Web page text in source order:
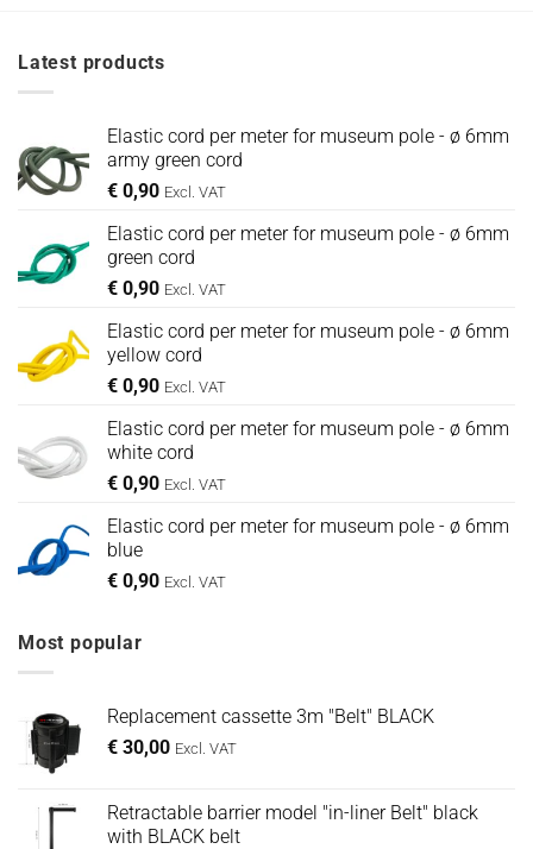
Latest products
Elastic cord per meter for museum pole - ø 6mm
army green cord
€ 0,90 Excl. VAT
Elastic cord per meter for museum pole - ø 6mm
green cord
€ 0,90 Excl. VAT
Elastic cord per meter for museum pole - ø 6mm
yellow cord
€ 0,90 Excl. VAT
Elastic cord per meter for museum pole - ø 6mm
white cord
€ 0,90 Excl. VAT
Elastic cord per meter for museum pole - ø 6mm
blue
€ 0,90 Excl. VAT
Most popular
Replacement cassette 3m "Belt" BLACK
€ 30,00 Excl. VAT
Retractable barrier model "in-liner Belt" black
with BLACK belt